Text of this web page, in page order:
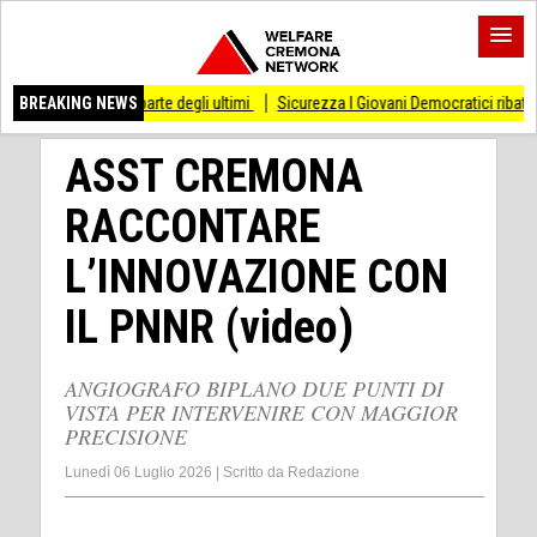
BREAKING NEWS
dalla parte degli ultimi Sicurezza I Giovani Democratici ribattono ai
ASST CREMONA
RACCONTARE
L’INNOVAZIONE CON
IL PNNR (video)
ANGIOGRAFO BIPLANO DUE PUNTI DI
VISTA PER INTERVENIRE CON MAGGIOR
PRECISIONE
Lunedì 06 Luglio 2026 Scritto da Redazione